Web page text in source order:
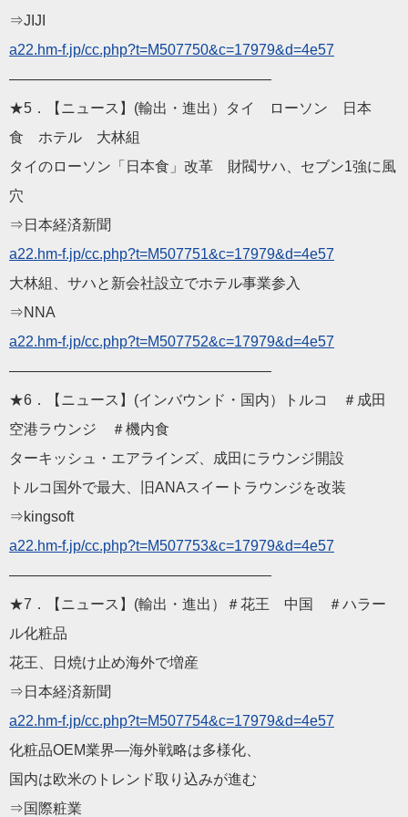
⇒JIJI
a22.hm-f.jp/cc.php?t=M507750&c=17979&d=4e57
——————————————————
★5．【ニュース】(輸出・進出）タイ ローソン 日本
食 ホテル 大林組
タイのローソン「日本食」改革 財閥サハ、セブン1強に風
穴
⇒日本経済新聞
a22.hm-f.jp/cc.php?t=M507751&c=17979&d=4e57
大林組、サハと新会社設立でホテル事業参入
⇒NNA
a22.hm-f.jp/cc.php?t=M507752&c=17979&d=4e57
——————————————————
★6．【ニュース】(インバウンド・国内）トルコ ＃成田
空港ラウンジ ＃機内食
ターキッシュ・エアラインズ、成田にラウンジ開設
トルコ国外で最大、旧ANAスイートラウンジを改装
⇒kingsoft
a22.hm-f.jp/cc.php?t=M507753&c=17979&d=4e57
——————————————————
★7．【ニュース】(輸出・進出）＃花王 中国 ＃ハラー
ル化粧品
花王、日焼け止め海外で増産
⇒日本経済新聞
a22.hm-f.jp/cc.php?t=M507754&c=17979&d=4e57
化粧品OEM業界―海外戦略は多様化、
国内は欧米のトレンド取り込みが進む
⇒国際粧業